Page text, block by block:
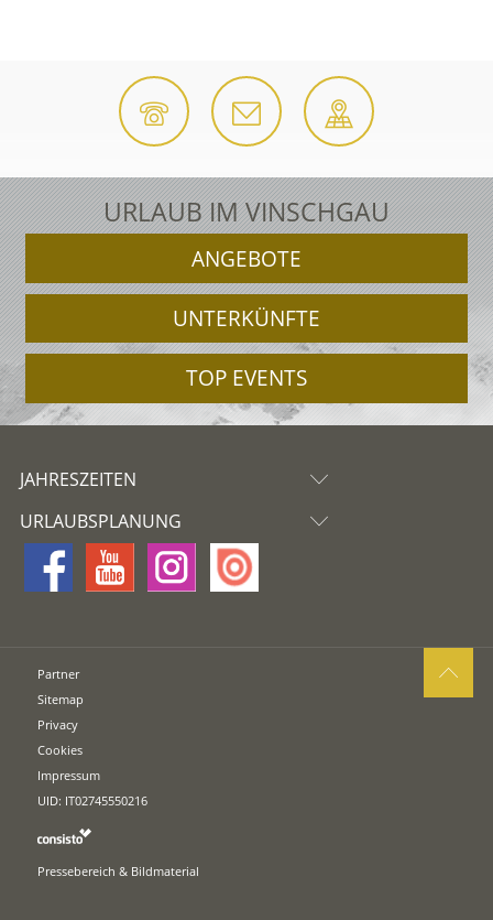
URLAUB IM VINSCHGAU
ANGEBOTE
UNTERKÜNFTE
TOP EVENTS
JAHRESZEITEN
URLAUBSPLANUNG
Partner
Sitemap
Privacy
Cookies
Impressum
UID: IT02745550216
Pressebereich & Bildmaterial